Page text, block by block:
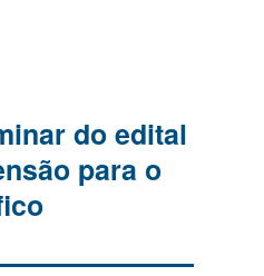
do edital
para o